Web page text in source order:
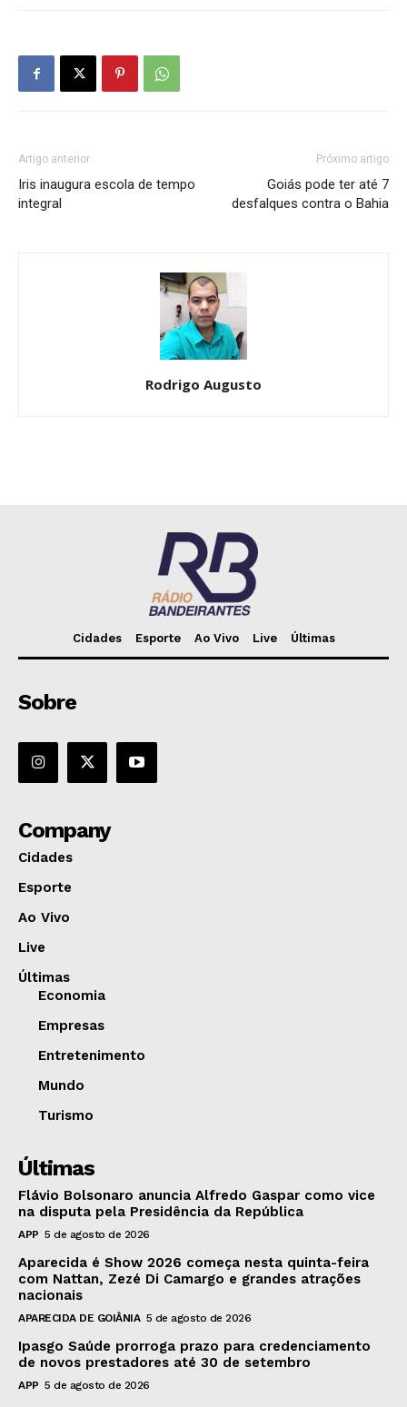
Artigo anterior
Iris inaugura escola de tempo
integral
Próximo artigo
Goiás pode ter até 7
desfalques contra o Bahia
Rodrigo Augusto
Cidades Esporte Ao Vivo Live Últimas
Sobre
Company
Cidades
Esporte
Ao Vivo
Live
Últimas
Economia
Empresas
Entretenimento
Mundo
Turismo
Últimas
Flávio Bolsonaro anuncia Alfredo Gaspar como vice
na disputa pela Presidência da República
APP 5 de agosto de 2026
Aparecida é Show 2026 começa nesta quinta-feira
com Nattan, Zezé Di Camargo e grandes atrações
nacionais
APARECIDA DE GOIÂNIA 5 de agosto de 2026
Ipasgo Saúde prorroga prazo para credenciamento
de novos prestadores até 30 de setembro
APP 5 de agosto de 2026